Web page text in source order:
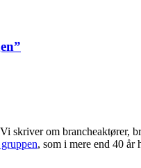
om brancheaktører,
, som i mere end 40 år